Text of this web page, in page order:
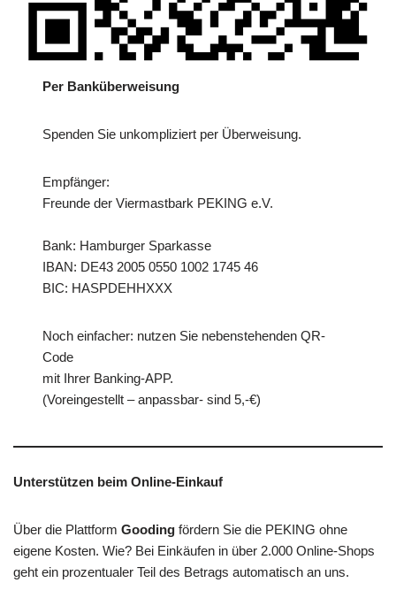
Per Banküberweisung
Spenden Sie unkompliziert per Überweisung.
Empfänger:
Freunde der Viermastbark PEKING e.V.
Bank: Hamburger Sparkasse
IBAN: DE43 2005 0550 1002 1745 46
BIC: HASPDEHHXXX
Noch einfacher: nutzen Sie nebenstehenden QR-
Code
mit Ihrer Banking-APP.
(Voreingestellt – anpassbar- sind 5,-€)
Unterstützen beim Online-Einkauf
Über die Plattform Gooding fördern Sie die PEKING ohne
eigene Kosten. Wie? Bei Einkäufen in über 2.000 Online-Shops
geht ein prozentualer Teil des Betrags automatisch an uns.